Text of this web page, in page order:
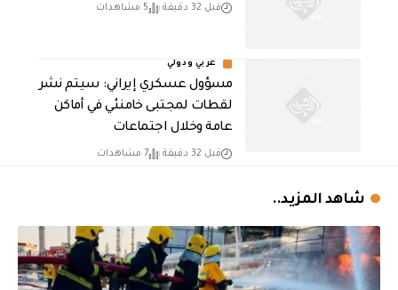
قبل 32 دقيقة 5 مشاهدات
عربي ودولي
مسؤول عسكري إيراني: سيتم نشر
لقطات لمجتبى خامنئي في أماكن
عامة وخلال اجتماعات
قبل 32 دقيقة 7 مشاهدات
شاهد المزيد..